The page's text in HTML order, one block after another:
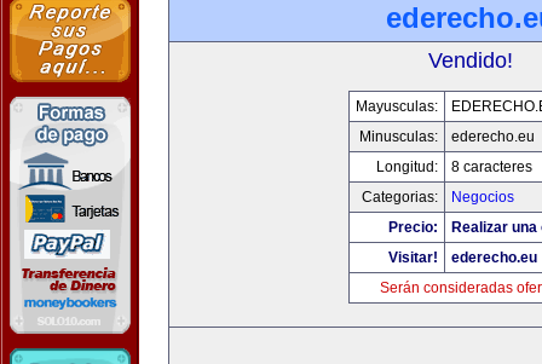
Vendido!
Mayusculas:
Minusculas:
ederecho.eu
Longitud:
8 caracteres
Categorias:
Negocios
Precio:
Realizar
Visitar!
ederecho.eu
Serán consideradas